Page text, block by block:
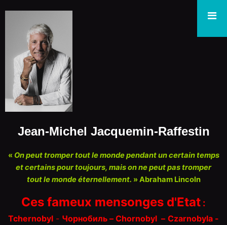
Jean-Michel Jacquemin-Raffestin
« On peut tromper tout le monde pendant un certain temps
et certains pour toujours, mais on ne peut pas tromper
tout le monde éternellement. » Abraham Lincoln
Ces fameux mensonges d'Etat :
Tchernobyl - Чорнобиль – Chornobyl – Czarnobyla -